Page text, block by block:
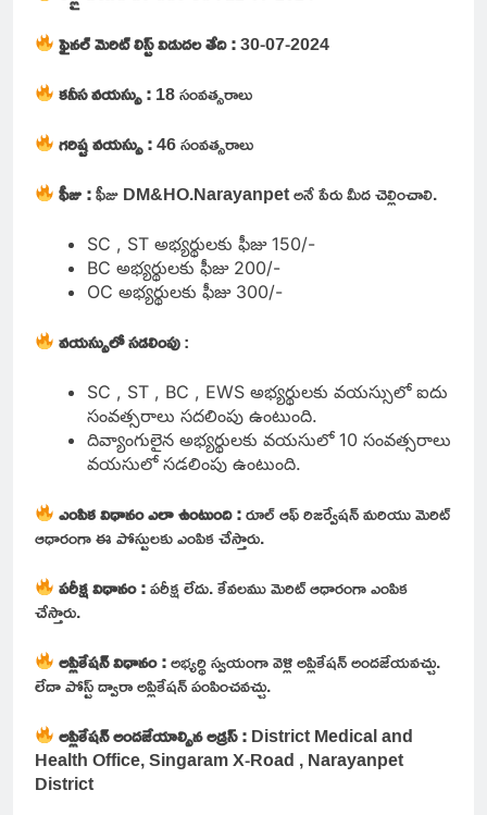
ఫైనల్ మెరిట్ లిస్ట్ విడుదల తేది :30-07-2024
కనీస వయస్సు :18 సంవత్సరాలు
గరిష్ట వయస్సు :46 సంవత్సరాలు
ఫీజు :ఫీజుDM&HO.Narayanpet అనే పేరు మీద చెల్లించాలి.
SC , ST అభ్యర్థులకు ఫీజు 150/-
BC అభ్యర్థులకు ఫీజు 200/-
OC అభ్యర్థులకు ఫీజు 300/-
వయస్సులో సడలింపు:
SC , ST , BC , EWS అభ్యర్థులకు వయస్సులో ఐదు
సంవత్సరాలు సదలింపు ఉంటుంది.
దివ్యాంగులైన అభ్యర్థులకు వయసులో 10 సంవత్సరాలు
వయసులో సడలింపు ఉంటుంది.
ఎంపిక విధానం ఎలా ఉంటుంది :రూల్ ఆఫ్ రిజర్వేషన్ మరియు మెరిట్
ఆధారంగా ఈ పోస్టులకు ఎంపిక చేస్తారు.
పరీక్ష విధానం :పరీక్ష లేదు. కేవలము మెరిట్ ఆధారంగా ఎంపిక
చేస్తారు.
అప్లికేషన్ విధానం :అభ్యర్థి స్వయంగా వెళ్లి అప్లికేషన్ అందజేయవచ్చు.
లేదా పోస్ట్ ద్వారా అప్లికేషన్ పంపించవచ్చు.
అప్లికేషన్ అందజేయాల్సిన అడ్రస్ :District Medical and
Health Office, Singaram X-Road , Narayanpet
District